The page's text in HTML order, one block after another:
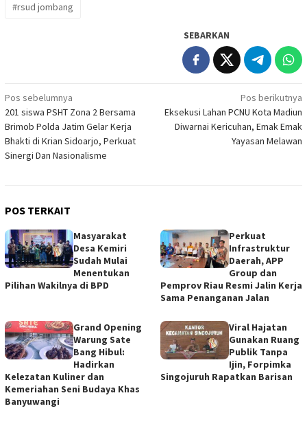
#rsud jombang
SEBARKAN
Navigasi
pos
Pos sebelumnya
201 siswa PSHT Zona 2 Bersama
Brimob Polda Jatim Gelar Kerja
Bhakti di Krian Sidoarjo, Perkuat
Sinergi Dan Nasionalisme
Pos berikutnya
Eksekusi Lahan PCNU Kota Madiun
Diwarnai Kericuhan, Emak Emak
Yayasan Melawan
POS TERKAIT
Masyarakat
Desa Kemiri
Sudah Mulai
Menentukan
Pilihan Wakilnya di BPD
Perkuat
Infrastruktur
Daerah, APP
Group dan
Pemprov Riau Resmi Jalin Kerja
Sama Penanganan Jalan
Grand Opening
Warung Sate
Bang Hibul:
Hadirkan
Kelezatan Kuliner dan
Kemeriahan Seni Budaya Khas
Banyuwangi
Viral Hajatan
Gunakan Ruang
Publik Tanpa
Ijin, Forpimka
Singojuruh Rapatkan Barisan